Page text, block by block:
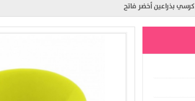
كرسي بذراعين أخضر فاتح